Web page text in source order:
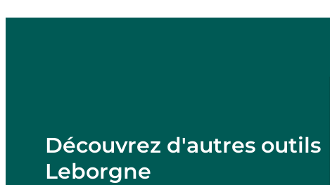
Découvrez d'autres outils
Leborgne